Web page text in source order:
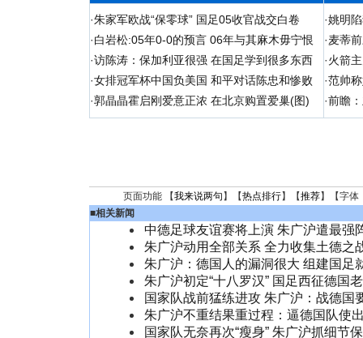
·朱家军欧战“保零球” 国足05收官战交白卷
·白岩松:05年0-0的预言 06年与其麻木毋宁恨
·访陈涛：保加利亚很强 在国足学到很多东西
·女排冠军杯中国负美国 和平对话陈忠和惨败
·郭晶晶霍启刚爱意正浓 在北京购置爱巢(图)
·姚明
·麦蒂
·火箭
·范帅
·前瞻
页面功能 【我来说两句 】【热点排行】【推荐】【字体
■相关新闻
中德足球友谊赛将上演 朱广沪遣最强
朱广沪动用全部关系 全力收集土德之
朱广沪：德国人的漏洞很大 组建国足
朱广沪初定“十八罗汉” 国足西征德国
国家队战前猛练进攻 朱广沪：战德国
朱广沪不重结果重过程：逼德国队使
国家队无奈再次“瘦身” 朱广沪抓细节